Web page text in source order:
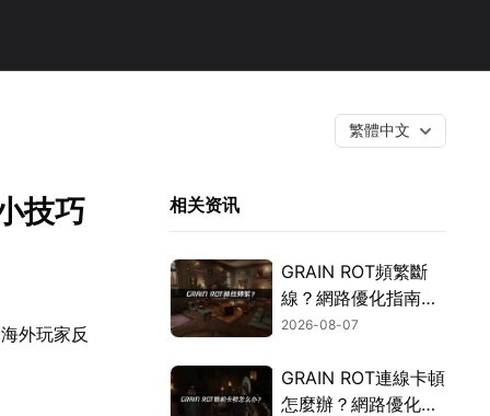
繁體中文
技巧
外玩家反
相关资讯
GRAIN ROT頻繁斷
線？網路優化指南一
次搞定！
2026-08-07
GRAIN ROT連線卡頓
怎麼辦？網路優化這